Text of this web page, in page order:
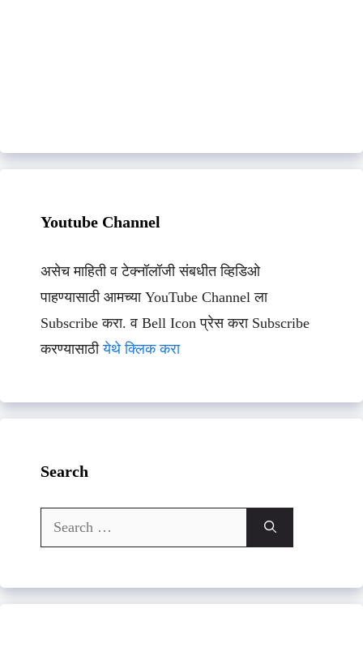
Youtube Channel
असेच माहिती व टेक्नॉलॉजी संबधीत व्हिडिओ
पाहण्यासाठी आमच्या YouTube Channel ला
Subscribe करा. व Bell Icon प्रेस करा Subscribe
करण्यासाठीयेथे क्लिक करा
Search
Search
for: